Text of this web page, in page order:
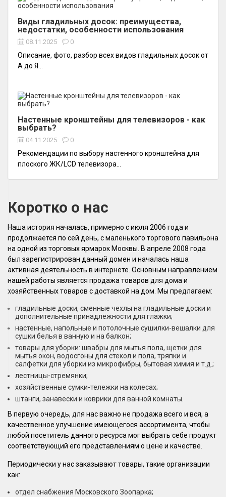
Виды гладильных досок: преимущества,
недостатки, особенности использования
08.11.2025 0
Описание, фото, разбор всех видов гладильных досок от
А до Я...
Настенные кронштейны для телевизоров - как
выбрать?
04.11.2025 0
Рекомендации по выбору настенного кронштейна для
плоского ЖК/LCD телевизора...
Коротко о нас
Наша история началась, примерно с июля 2006 года и
продолжается по сей день, с маленького торгового павильона
на одной из торговых ярмарок Москвы. В апреле 2008 года
был зарегистрирован данный домен и началась наша
активная деятельность в интернете. Основным направлением
нашей работы является продажа товаров для дома и
хозяйственных товаров с доставкой на дом. Мы предлагаем:
гладильные доски, сменные чехлы на гладильные доски и
дополнительные принадлежности для глажки;
настенные, напольные и потолочные сушилки-вешалки для
сушки белья в ванную и на балкон;
товары для уборки: швабры для мытья пола, щетки для
мытья окон, водосгоны для стекол и пола, тряпки и
салфетки для уборки из микрофибры, бытовая химия и т.д.;
лестницы-стремянки;
хозяйственные сумки-тележки на колесах;
штанги, занавески и коврики для ванной комнаты.
В первую очередь, для нас важно не продажа всего и вся, а
качественное улучшение имеющегося ассортимента, чтобы
любой посетитель данного ресурса мог выбрать себе продукт
соответствующий его представлениям о цене и качестве.
Периодически у нас заказывают товары, такие организации
как:
отдел снабжения Московского Зоопарка;